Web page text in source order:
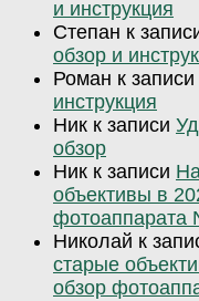
и инструкция
Степан к
обзор и
Роман к записи
инструкция
Ник к записи
обзор
Ник к записи
объективы в
фотоаппарата
Николай к
старые
обзор